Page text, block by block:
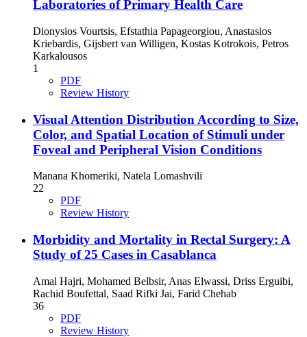
Laboratories of Primary Health Care
Dionysios Vourtsis, Efstathia Papageorgiou, Anastasios
Kriebardis, Gijsbert van Willigen, Kostas Kotrokois, Petros
Karkalousos
1
PDF
Review History
Visual Attention Distribution According to Size,
Color, and Spatial Location of Stimuli under
Foveal and Peripheral Vision Conditions
Manana Khomeriki, Natela Lomashvili
22
PDF
Review History
Morbidity and Mortality in Rectal Surgery: A
Study of 25 Cases in Casablanca
Amal Hajri, Mohamed Belbsir, Anas Elwassi, Driss Erguibi,
Rachid Boufettal, Saad Rifki Jai, Farid Chehab
36
PDF
Review History